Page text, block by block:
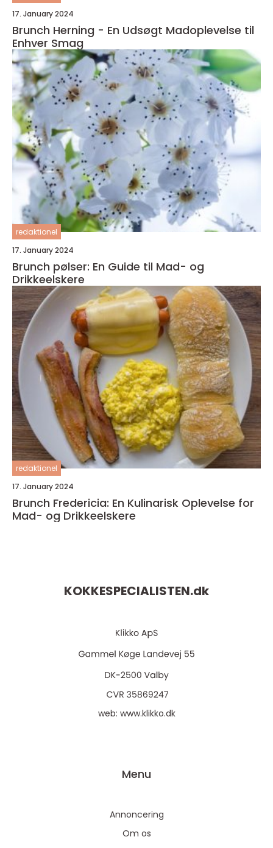
17. January 2024
Brunch Herning - En Udsøgt Madoplevelse til
Enhver Smag
redaktionel
17. January 2024
Brunch pølser: En Guide til Mad- og
Drikkeelskere
redaktionel
17. January 2024
Brunch Fredericia: En Kulinarisk Oplevelse for
Mad- og Drikkeelskere
KOKKESPECIALISTEN.dk
web: www.klikko.dk
Menu
Annoncering
Om os